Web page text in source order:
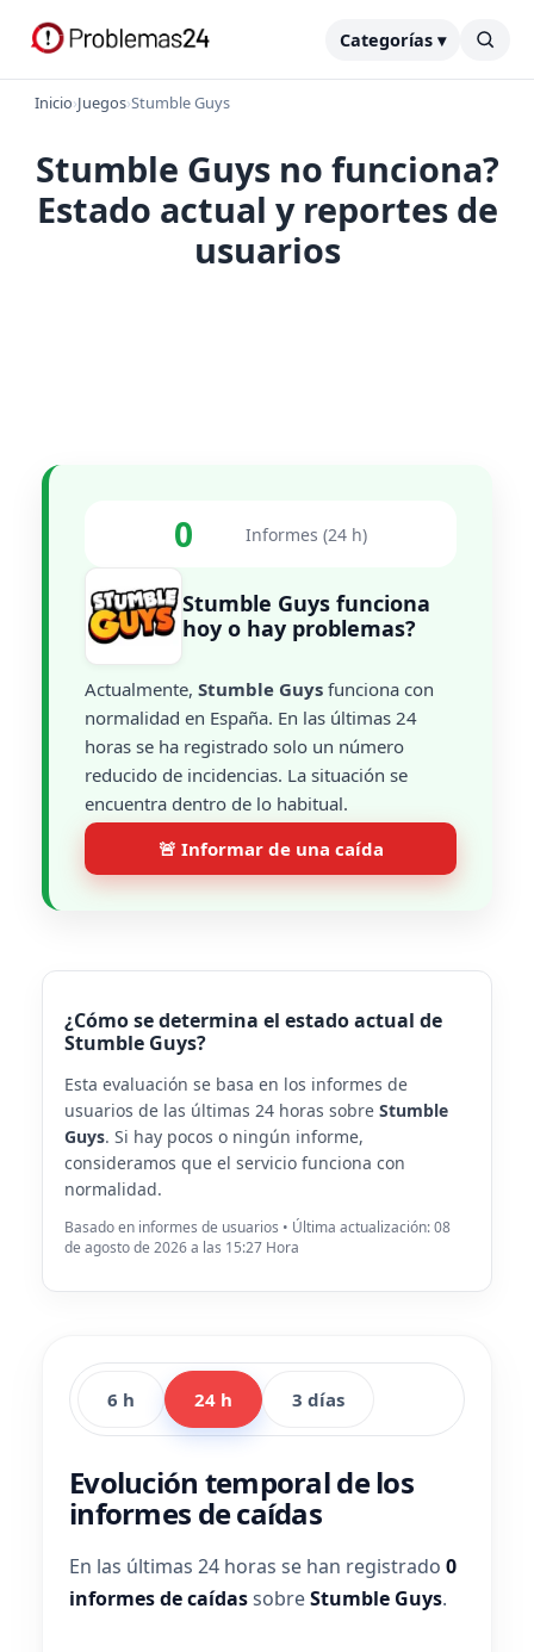
Categorías ▾
Inicio›Juegos›Stumble Guys
Stumble Guys no funciona?
Estado actual y reportes de
usuarios
0 Informes (24 h)
Stumble Guys funciona
hoy o hay problemas?
Actualmente, Stumble Guys funciona con
normalidad en España. En las últimas 24
horas se ha registrado solo un número
reducido de incidencias. La situación se
encuentra dentro de lo habitual.
🚨 Informar de una caída
¿Cómo se determina el estado actual de
Stumble Guys?
Esta evaluación se basa en los informes de
usuarios de las últimas 24 horas sobre Stumble
Guys. Si hay pocos o ningún informe,
consideramos que el servicio funciona con
normalidad.
Basado en informes de usuarios • Última actualización: 08
de agosto de 2026 a las 15:27 Hora
6 h 24 h 3 días
Evolución temporal de los
informes de caídas
En las últimas 24 horas se han registrado 0
informes de caídassobreStumble Guys.